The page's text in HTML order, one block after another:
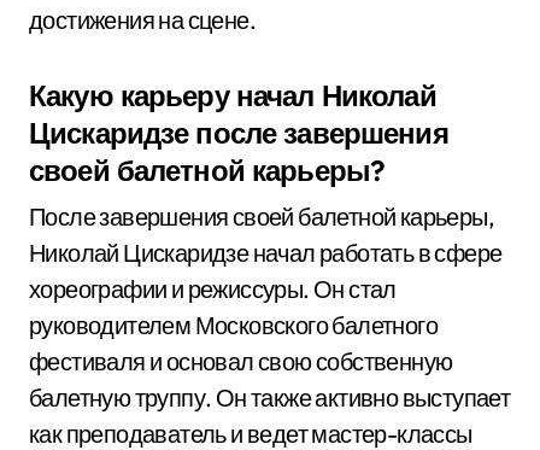
достижения на сцене.
Какую карьеру начал Николай
Цискаридзе после завершения
своей балетной карьеры?
После завершения своей балетной карьеры,
Николай Цискаридзе начал работать в сфере
хореографии и режиссуры. Он стал
руководителем Московского балетного
фестиваля и основал свою собственную
балетную труппу. Он также активно выступает
как преподаватель и ведет мастер-классы